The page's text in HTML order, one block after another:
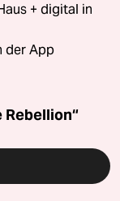
+ digital in
der App
Rebellion“